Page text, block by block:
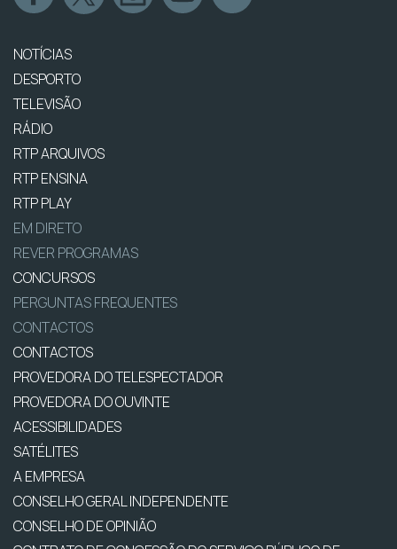
NOTÍCIAS
DESPORTO
TELEVISÃO
RÁDIO
RTP ARQUIVOS
RTP ENSINA
RTP PLAY
EM DIRETO
REVER PROGRAMAS
CONCURSOS
PERGUNTAS FREQUENTES
CONTACTOS
CONTACTOS
PROVEDORA DO TELESPECTADOR
PROVEDORA DO OUVINTE
ACESSIBILIDADES
SATÉLITES
A EMPRESA
CONSELHO GERAL INDEPENDENTE
CONSELHO DE OPINIÃO